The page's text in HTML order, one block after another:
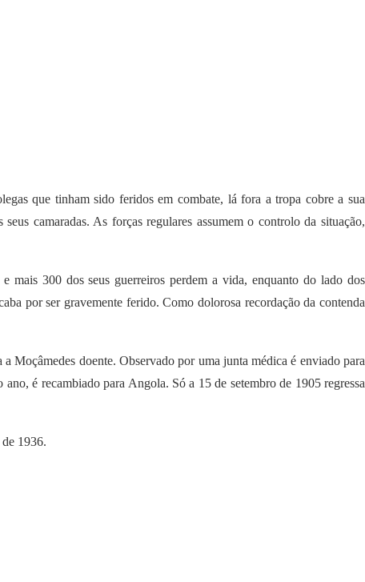
que tinham sido feridos em combate, lá fora a tropa cobre a sua
camaradas. As forças regulares assumem o controlo da situação,
mais 300 dos seus guerreiros perdem a vida, enquanto do lado dos
por ser gravemente ferido. Como dolorosa recordação da contenda
Moçâmedes doente. Observado por uma junta médica é enviado para
é recambiado para Angola. Só a 15 de setembro de 1905 regressa
1936.